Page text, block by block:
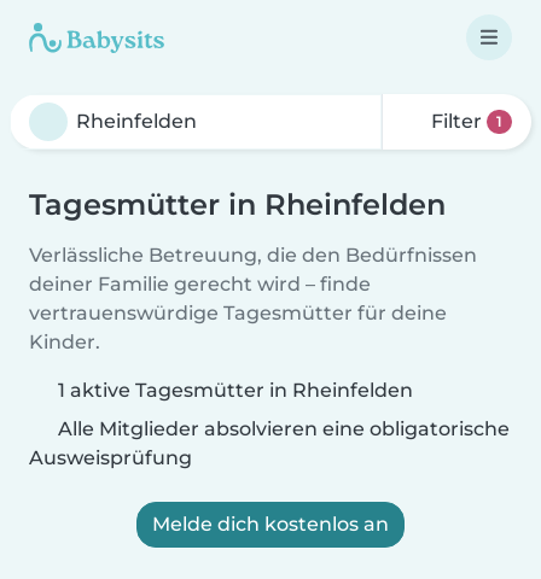
Filter 1
Tagesmütter in Rheinfelden
Verlässliche Betreuung, die den Bedürfnissen
deiner Familie gerecht wird – finde
vertrauenswürdige Tagesmütter für deine
Kinder.
1 aktive Tagesmütter in Rheinfelden
Alle Mitglieder absolvieren eine obligatorische
Ausweisprüfung
Melde dich kostenlos an